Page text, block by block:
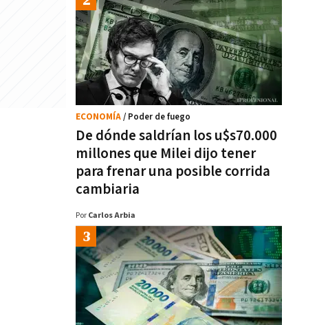
De dónde saldrían los u$s70.000
millones que Milei dijo tener
para frenar una posible corrida
cambiaria
ECONOMÍA/ Poder de fuego
Por Carlos Arbia